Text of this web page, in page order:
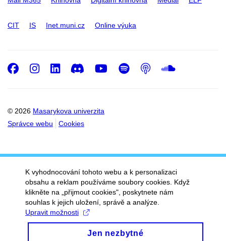
CIT IS Inet.muni.cz Online výuka
© 2026 Masarykova univerzita
Správce webu
Cookies
Facebook
Instagram
LinkedIn
DiscordYoutube
Spotify
Podcast
K vyhodnocování tohoto webu a k personalizaci
obsahu a reklam používáme soubory cookies. Když
klikněte na „přijmout cookies", poskytnete nám
souhlas k jejich uložení, správě a analýze.
Upravit možnosti
Jen nezbytné